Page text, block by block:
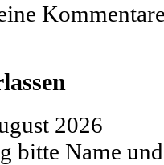
2026
bitte Name